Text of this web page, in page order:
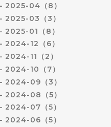
2025-04（8）
2025-03（3）
2025-01（8）
2024-12（6）
2024-11（2）
2024-10（7）
2024-09（3）
2024-08（5）
2024-07（5）
2024-06（5）